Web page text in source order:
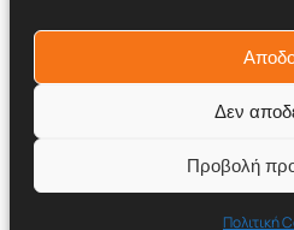
Δεν
Προβολή
Πολιτική
© 2017–2026
Twenty Twenty-Five